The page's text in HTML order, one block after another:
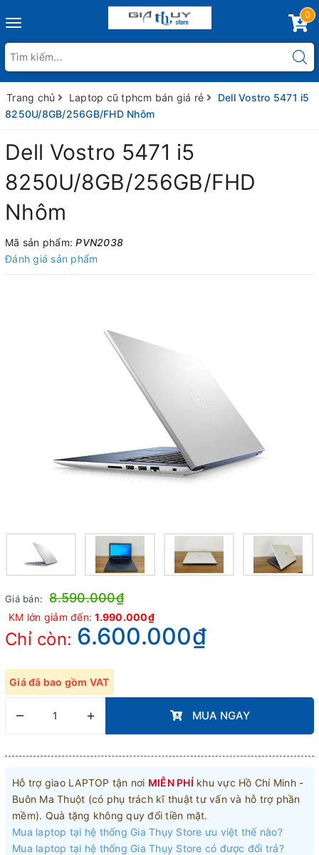
Toggle
0
Trang chủ Laptop cũ tphcm bán giá rẻ
Dell Vostro 5471 i5
8250U/8GB/256GB/FHD Nhôm
Dell Vostro 5471 i5
8250U/8GB/256GB/FHD
Nhôm
Mã sản phẩm:PVN2038
Đánh giá sản phẩm
Giá bán: 8.590.000₫
KM lớn giảm đến:1.990.000₫
Chỉ còn: 6.600.000₫
Giá đã bao gồm VAT
– + MUA NGAY
Hỗ trợ giao LAPTOP tận nơi MIỄN PHÍ khu vực Hồ Chí Minh -
Buôn Ma Thuột (có phụ trách kĩ thuật tư vấn và hỗ trợ phần
mềm). Quà tặng không quy đổi tiền mặt.
Mua laptop tại hệ thống Gia Thụy Store ưu việt thế nào?
Mua laptop tại hệ thống Gia Thụy Store có được đổi trả?